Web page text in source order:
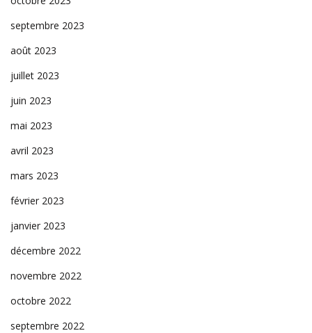
septembre 2023
août 2023
juillet 2023
juin 2023
mai 2023
avril 2023
mars 2023
février 2023
janvier 2023
décembre 2022
novembre 2022
octobre 2022
septembre 2022